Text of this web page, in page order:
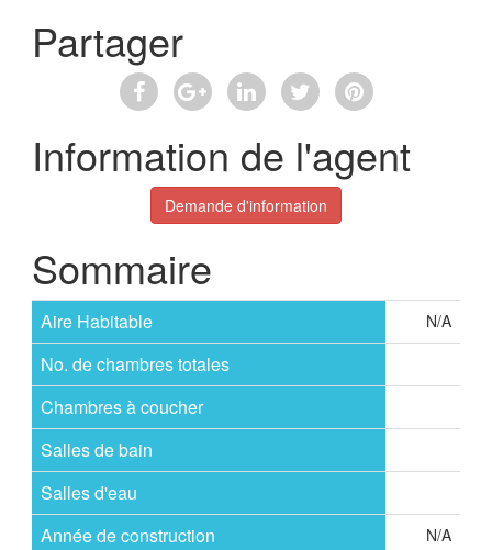
Partager
Information de l'agent
Demande d'information
Sommaire
Aire Habitable N/A
No. de chambres totales
Chambres à coucher
Salles de bain
Salles d'eau
Année de construction
N/A